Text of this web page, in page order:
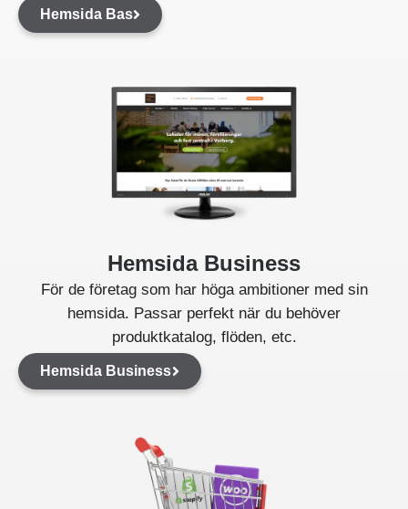
Hemsida Bas
Hemsida Business
För de företag som har höga ambitioner med sin
hemsida. Passar perfekt när du behöver
produktkatalog, flöden, etc.
Hemsida Business